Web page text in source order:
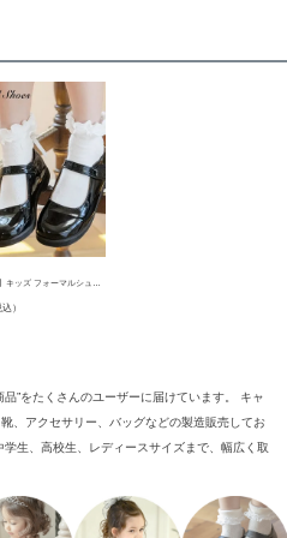
子 ワンストラップ かかとクッション入りで靴擦れしにくい キッズ 入学式 卒業式 TAK ドレスシューズ
込）
”をたくさんのユーザーに届けています。 キャ
、アクセサリー、バッグなどの製造販売してお
生、高校生、レディースサイズまで、幅広く取